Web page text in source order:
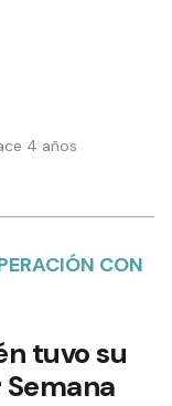
4 años
CON
tuvo su